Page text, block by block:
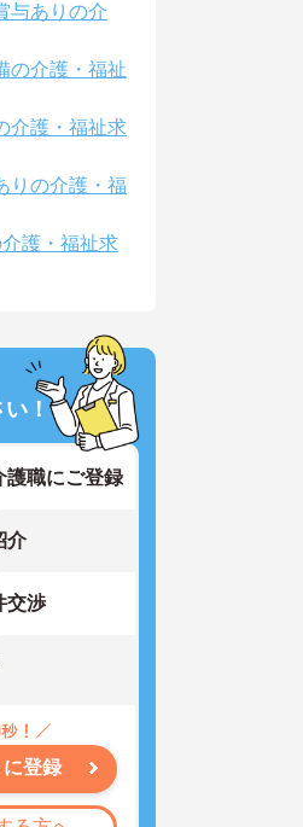
与ありの介
の介護・福祉
介護・福祉求
りの介護・福
護・福祉求
！
護職にご登録
介
交渉
登録